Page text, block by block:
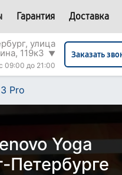
Гарантия Доставка
улица
119к3
▼
09:00 до 21:00
Заказать
Pro
Yoga
Петербурге